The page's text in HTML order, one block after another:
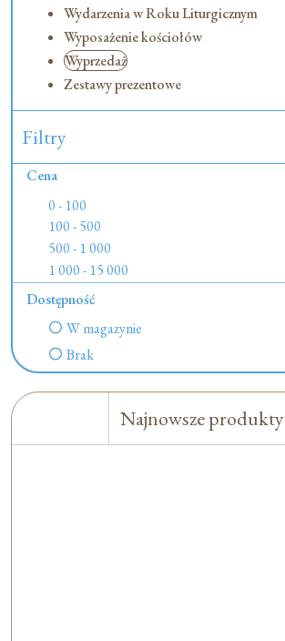
Wydarzenia w Roku Liturgicznym
Wyposażenie kościołów
Wyprzedaż
Zestawy prezentowe
Filtry
Cena
0 - 100
100 - 500
500 - 1 000
1 000 - 15 000
Dostępność
W magazynie
Brak
Najnowsze produkty